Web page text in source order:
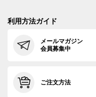
利用方法ガイド
メールマガジン
会員募集中
ご注文方法